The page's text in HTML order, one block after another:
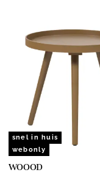
snel in huis
webonly
WOOOD